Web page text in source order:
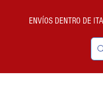
ENVÍOS DENTRO DE